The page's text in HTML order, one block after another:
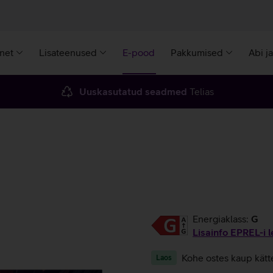
Lisateenused E-pood Pakkumised Abi
Uuskasutatud seadmed Telias
Energiaklass: G
Lisainfo EPREL-i
Laos Kohe ostes kaup